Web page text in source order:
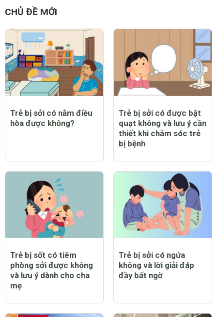
CHỦ ĐỀ MỚI
Trẻ bị sởi có nằm điều
hòa được không?
Trẻ bị sởi có được bật
quạt không và lưu ý cần
thiết khi chăm sóc trẻ
bị bệnh
Trẻ bị sốt có tiêm
phòng sởi được không
và lưu ý dành cho cha
mẹ
Trẻ bị sởi có ngứa
không và lời giải đáp
đầy bất ngờ